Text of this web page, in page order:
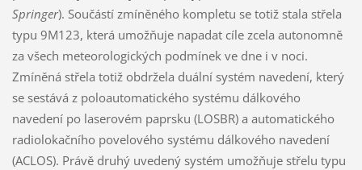
Springer). Součástí zmíněného kompletu se totiž stala střela
typu 9M123, která umožňuje napadat cíle zcela autonomně
za všech meteorologických podmínek ve dne i v noci.
Zmíněná střela totiž obdržela duální systém navedení, který
se sestává z poloautomatického systému dálkového
navedení po laserovém paprsku (LOSBR) a automatického
radiolokačního povelového systému dálkového navedení
(ACLOS). Právě druhý uvedený systém umožňuje střelu typu